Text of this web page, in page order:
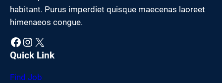
habitant. Purus imperdiet quisque maecenas laoreet
himenaeos congue.
Facebook Instagram X
Quick Link
Find Job